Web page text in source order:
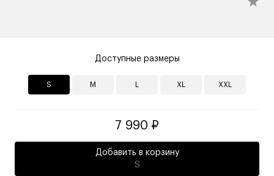
Доступные размеры
S M XL XXL
7 990 ₽
Добавить в корзину
S